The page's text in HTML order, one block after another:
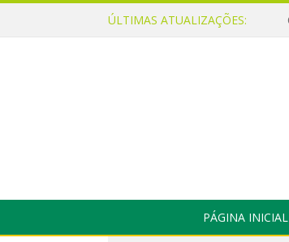
ÚLTIMAS ATUALIZAÇÕES:
PÁGINA INICIAL